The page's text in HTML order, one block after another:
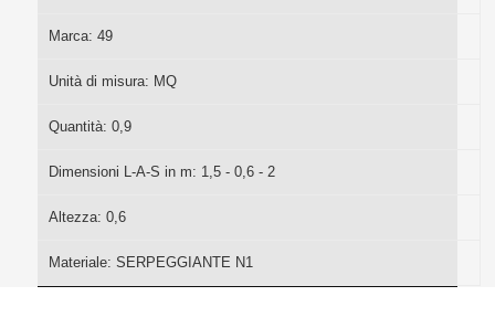
Marca: 49
Unità di misura: MQ
Quantità: 0,9
Dimensioni L-A-S in m: 1,5 - 0,6 - 2
Altezza: 0,6
Materiale: SERPEGGIANTE N1